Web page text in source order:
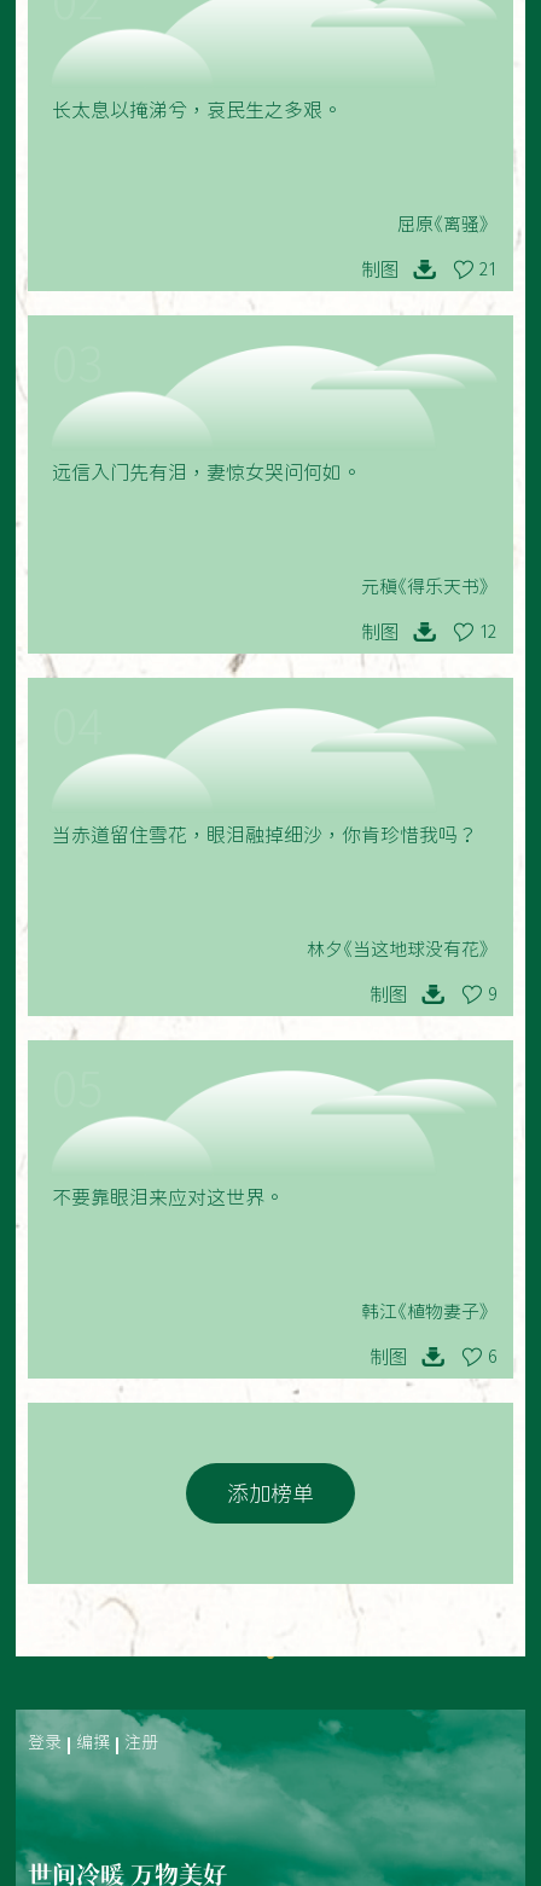
长太息以掩涕兮，哀民生之多艰。
屈原《离骚》
制图 21
远信入门先有泪，妻惊女哭问何如。
元稹《得乐天书》
制图 12
当赤道留住雪花，眼泪融掉细沙，你肯珍惜我吗？
林夕《当这地球没有花》
制图 9
不要靠眼泪来应对这世界。
韩江《植物妻子》
制图 6
添加榜单
登录 编撰 注册
世间冷暖 万物美好